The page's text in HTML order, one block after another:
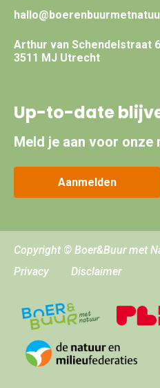
Arthur van Schendelstraat
3511 MJ Utrecht
Up-to-date
Meld je aan voor onze
Aanmelden
Copyright © Boer&Buur met
Privacy
Disclaimer